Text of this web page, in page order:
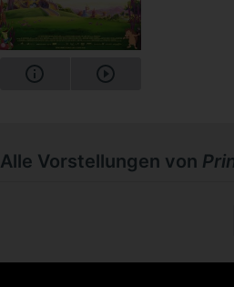
Alle Vorstellungen von